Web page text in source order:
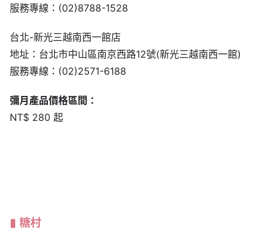
服務專線：(02)8788-1528
台北-新光三越南西一館店
地址：台北市中山區南京西路12號(新光三越南西一館)
服務專線：(02)2571-6188
彌月產品價格區間：
NT$ 280 起
糖村